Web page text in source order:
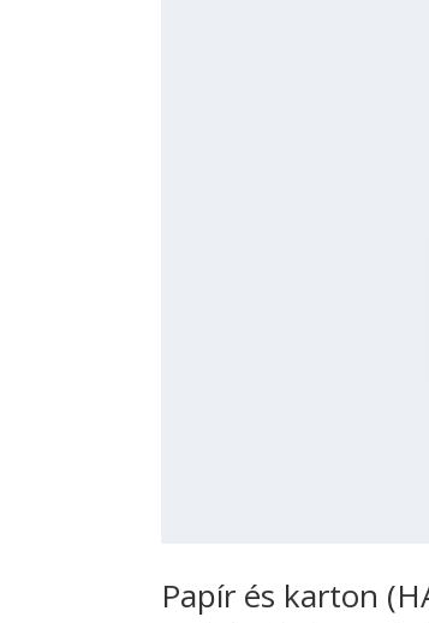
Papír és karton